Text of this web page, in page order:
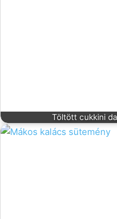
Töltött cukkini